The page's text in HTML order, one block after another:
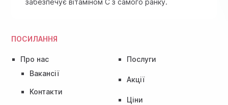
ПОСИЛАННЯ
Про нас
Вакансії
Контакти
Послуги
Акції
Ціни
забезпечує вітаміном C з самого ранку.